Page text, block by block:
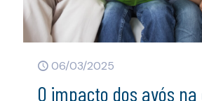
06/03/2025
O impacto dos avós